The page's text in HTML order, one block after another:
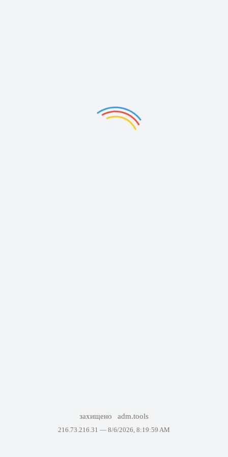
захищено adm.tools
216.73.216.31 — 8/6/2026, 8:19:59 AM